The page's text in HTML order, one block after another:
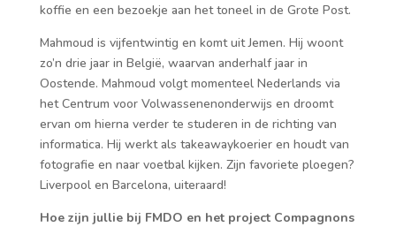
koffie en een bezoekje aan het toneel in de Grote Post.
Mahmoud is vijfentwintig en komt uit Jemen. Hij woont
zo’n drie jaar in België, waarvan anderhalf jaar in
Oostende. Mahmoud volgt momenteel Nederlands via
het Centrum voor Volwassenenonderwijs en droomt
ervan om hierna verder te studeren in de richting van
informatica. Hij werkt als takeawaykoerier en houdt van
fotografie en naar voetbal kijken. Zijn favoriete ploegen?
Liverpool en Barcelona, uiteraard!
Hoe zijn jullie bij FMDO en het project Compagnons